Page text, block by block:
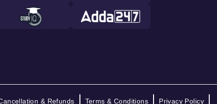
& Refunds Terms & Conditions Privacy Policy